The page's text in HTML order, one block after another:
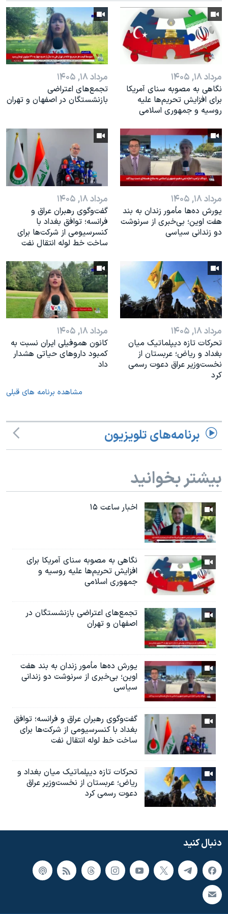
نرگس محمدی برنده جایزه نوبل صلح
همایش محافظه‌کاران آمریکا «سی‌پک»
صفحه‌های ویژه
سفر پرزیدنت ترامپ به چینمرداد ۱۸, ۱۴۰۵
نگاهی به مصوبه سنای آمریکا
برای افزایش تحریم‌ها علیه
روسیه و جمهوری اسلامی
مرداد ۱۸, ۱۴۰۵
تجمع‌های اعتراضی
بازنشستگان در اصفهان و تهران
مرداد ۱۸, ۱۴۰۵
یورش ده‌ها مأمور زندان به بند
هفت اوین؛ بی‌خبری از سرنوشت
دو زندانی سیاسی
مرداد ۱۸, ۱۴۰۵
گفت‌وگوی رهبران عراق و
فرانسه؛ توافق بغداد با
کنسرسیومی از شرکت‌ها برای
ساخت خط لوله انتقال نفت
مرداد ۱۸, ۱۴۰۵
تحرکات تازه دیپلماتیک میان
بغداد و ریاض؛ عربستان از
نخست‌وزیر عراق دعوت رسمی
کرد
مرداد ۱۸, ۱۴۰۵
کانون هموفیلی ایران نسبت به
کمبود داروهای حیاتی هشدار
داد
مشاهده برنامه های قبلی
برنامه‌های تلویزیون
بیشتر بخوانید
اخبار ساعت ۱۵
نگاهی به مصوبه سنای آمریکا برای
افزایش تحریم‌ها علیه روسیه و
جمهوری اسلامی
تجمع‌های اعتراضی بازنشستگان در
اصفهان و تهران
یورش ده‌ها مأمور زندان به بند هفت
اوین؛ بی‌خبری از سرنوشت دو زندانی
سیاسی
گفت‌وگوی رهبران عراق و فرانسه؛ توافق
بغداد با کنسرسیومی از شرکت‌ها برای
ساخت خط لوله انتقال نفت
تحرکات تازه دیپلماتیک میان بغداد و
ریاض؛ عربستان از نخست‌وزیر عراق
دعوت رسمی کرد
دنبال کنید